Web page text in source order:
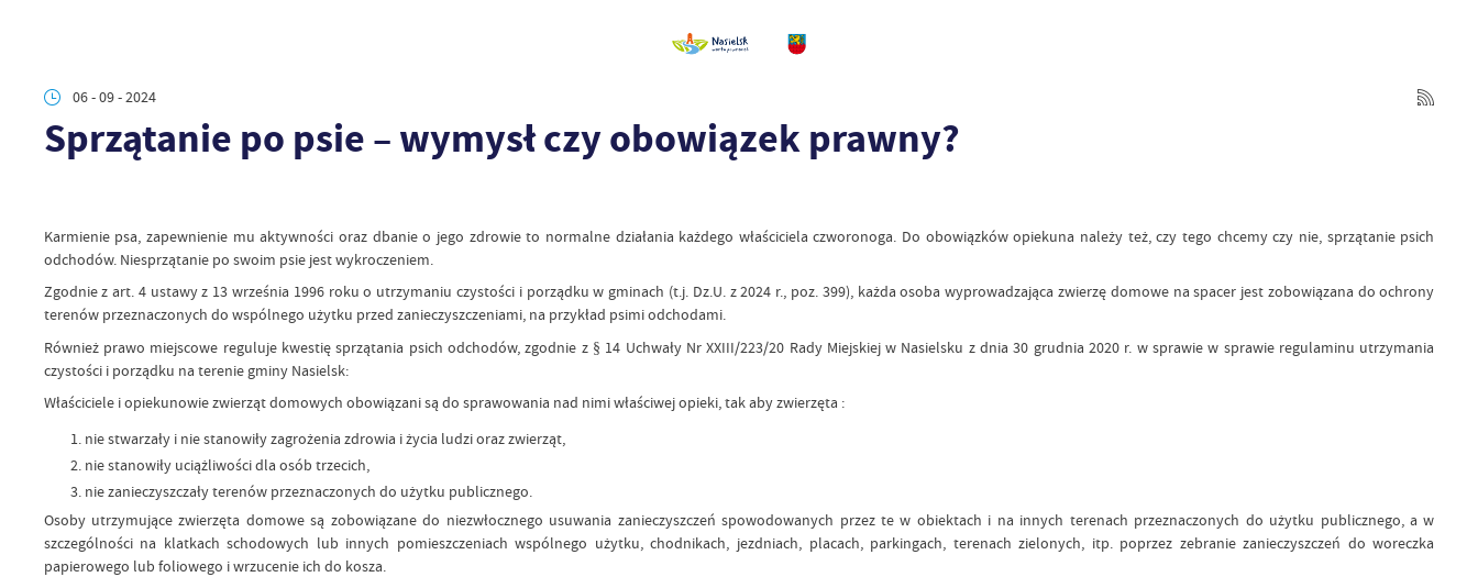
06 - 09 - 2024
Sprzątanie po psie – wymysł czy obowiązek prawny?
Karmienie psa, zapewnienie mu aktywności oraz dbanie o jego zdrowie to normalne działania każdego właściciela czworonoga. Do obowiązków opiekuna należy też, czy tego chcemy czy nie, sprzątanie psich
odchodów. Niesprzątanie po swoim psie jest wykroczeniem.
Zgodnie z art. 4 ustawy z 13 września 1996 roku o utrzymaniu czystości i porządku w gminach (t.j. Dz.U. z 2024 r., poz. 399), każda osoba wyprowadzająca zwierzę domowe na spacer jest zobowiązana do ochrony
terenów przeznaczonych do wspólnego użytku przed zanieczyszczeniami, na przykład psimi odchodami.
Również prawo miejscowe reguluje kwestię sprzątania psich odchodów, zgodnie z § 14 Uchwały Nr XXIII/223/20 Rady Miejskiej w Nasielsku z dnia 30 grudnia 2020 r. w sprawie w sprawie regulaminu utrzymania
czystości i porządku na terenie gminy Nasielsk:
Właściciele i opiekunowie zwierząt domowych obowiązani są do sprawowania nad nimi właściwej opieki, tak aby zwierzęta :
nie stwarzały i nie stanowiły zagrożenia zdrowia i życia ludzi oraz zwierząt,
nie stanowiły uciążliwości dla osób trzecich,
nie zanieczyszczały terenów przeznaczonych do użytku publicznego.
Osoby utrzymujące zwierzęta domowe są zobowiązane do niezwłocznego usuwania zanieczyszczeń spowodowanych przez te w obiektach i na innych terenach przeznaczonych do użytku publicznego, a w
szczególności na klatkach schodowych lub innych pomieszczeniach wspólnego użytku, chodnikach, jezdniach, placach, parkingach, terenach zielonych, itp. poprzez zebranie zanieczyszczeń do woreczka
papierowego lub foliowego i wrzucenie ich do kosza.